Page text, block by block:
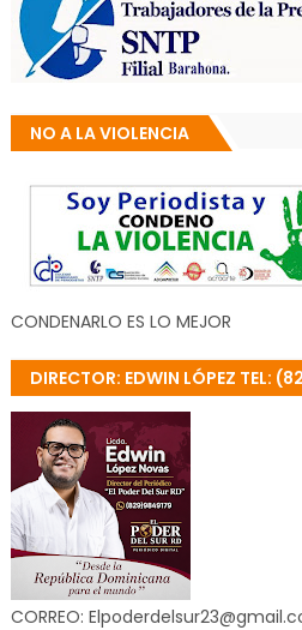
NO A LA VIOLENCIA
CONDENARLO ES LO MEJOR
DIRECTOR: EDWIN LÓPEZ TEL:
CORREO: